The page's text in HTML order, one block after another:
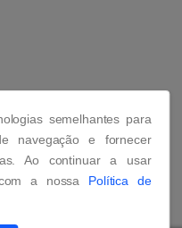
semelhantes para
navegação e fornecer
Ao continuar a usar
a nossa Política de